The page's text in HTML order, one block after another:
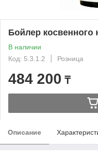
Бойлер косвенного
В наличии
Код: 5.3.1.2
Розница
484 200 ₸
Описание